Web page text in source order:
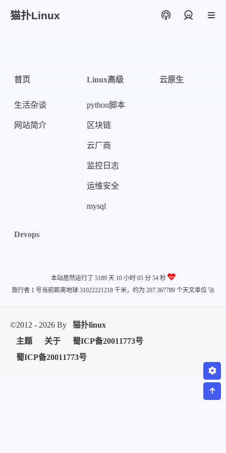
猫扑Linux
首页
生活杂谈
网站简介
Linux高级
python脚本
区块链
云厂商
监控日志
运维安全
mysql
云原生
Devops
本站居然运行了 5189 天10 小时 05 分 54 秒
旅行者 1 号当前距离地球 31022221218 千米，约为 207.367789 个天文单位 🚀
©2012 - 2026 By
猫扑linux
主题
关于
蜀ICP备20011773号
蜀ICP备20011773号